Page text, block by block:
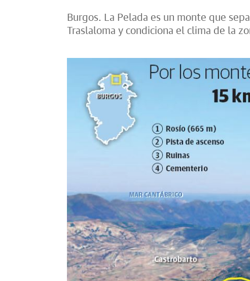
Burgos. La Pelada es un monte que
Traslaloma y condiciona el clima de la